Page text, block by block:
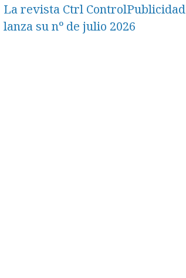
La revista Ctrl ControlPublicidad
lanza su nº de julio 2026